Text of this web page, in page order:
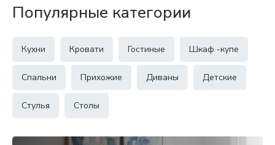
Популярные категории
Кухни Кровати Гостиные Шкаф -купе
Спальни Прихожие Диваны Детские
Стулья Столы